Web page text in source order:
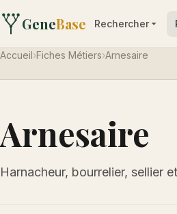
GeneBase Rechercher
Accueil›Fiches Métiers›Arnesaire
Arnesaire
Harnacheur, bourrelier, sellier